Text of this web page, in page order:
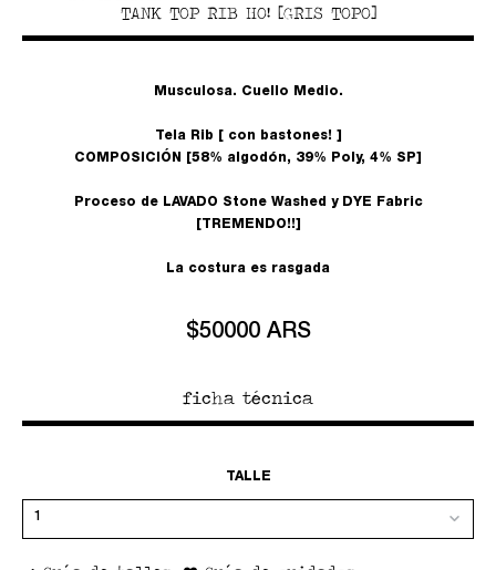
TANK TOP RIB HO! [GRIS TOPO]
Musculosa. Cuello Medio.
Tela Rib [ con bastones! ]
COMPOSICIÓN [58% algodón, 39% Poly, 4% SP]
Proceso de LAVADO Stone Washed y DYE Fabric
[TREMENDO!!]
La costura es rasgada
$50000 ARS
ficha técnica
TALLE